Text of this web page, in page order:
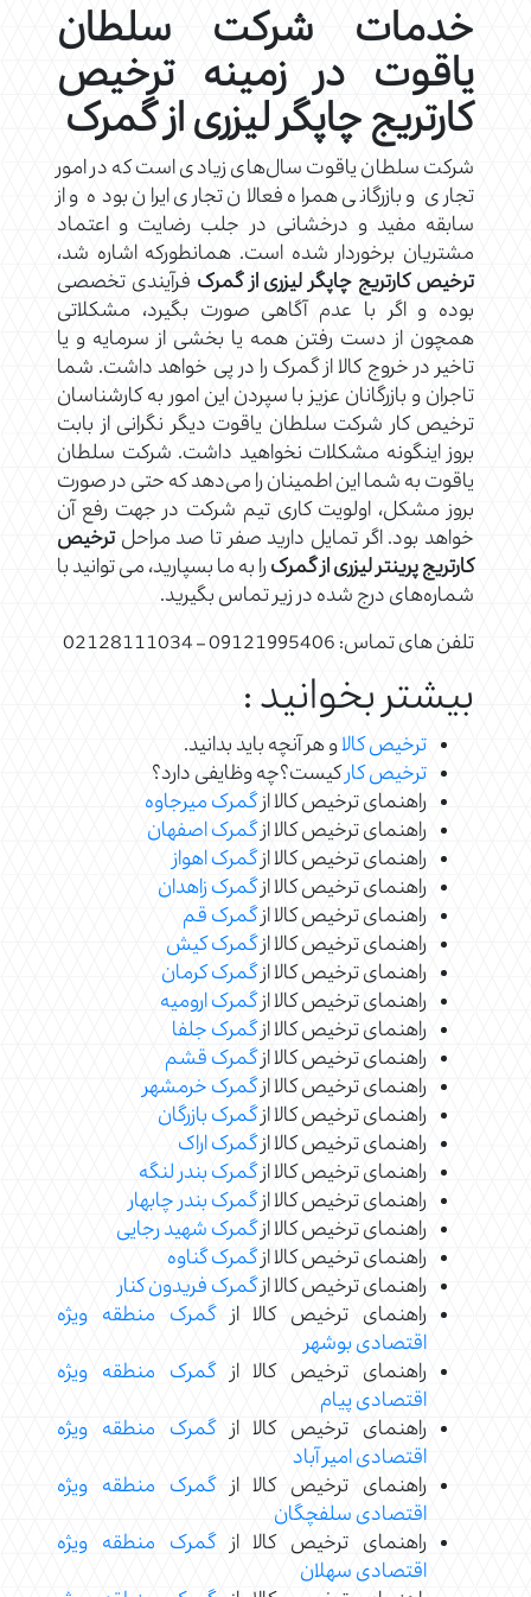
خدمات شرکت سلطان
یاقوت در زمینه ترخیص
کارتریج چاپگر لیزری از گمرک
شرکت سلطان یاقوت سال‌های زیادی است که در امور
تجاری و بازرگانی همراه فعالان تجاری ایران بوده و از
سابقه مفید و درخشانی در جلب رضایت و اعتماد
مشتریان برخوردار شده است. همانطورکه اشاره شد،
ترخیص کارتریج چاپگر لیزری از گمرک فرآیندی تخصصی
بوده و اگر با عدم آگاهی صورت بگیرد، مشکلاتی
همچون از دست رفتن همه یا بخشی از سرمایه و یا
تاخیر در خروج کالا از گمرک را در پی خواهد داشت. شما
تاجران و بازرگانان عزیز با سپردن این امور به کارشناسان
ترخیص کار شرکت سلطان یاقوت دیگر نگرانی از بابت
بروز اینگونه مشکلات نخواهید داشت. شرکت سلطان
یاقوت به شما این اطمینان را می‌دهد که حتی در صورت
بروز مشکل، اولویت کاری تیم شرکت در جهت رفع آن
خواهد بود. اگر تمایل دارید صفر تا صد مراحلترخیص
کارتریج پرینتر لیزری از گمرکرا به ما بسپارید، می توانید با
شماره‌های درج شده در زیر تماس بگیرید.
تلفن های تماس: 09121995406 – 02128111034
بیشتر بخوانید :
ترخیص کالاو هر آنچه باید بدانید.
ترخیص کارکیست؟چه وظایفی دارد؟
راهنمای ترخیص کالا ازگمرک میرجاوه
راهنمای ترخیص کالا ازگمرک اصفهان
راهنمای ترخیص کالا ازگمرک اهواز
راهنمای ترخیص کالا ازگمرک زاهدان
راهنمای ترخیص کالا ازگمرک قم
راهنمای ترخیص کالا ازگمرک کیش
راهنمای ترخیص کالا ازگمرک کرمان
راهنمای ترخیص کالا ازگمرک ارومیه
راهنمای ترخیص کالا ازگمرک جلفا
راهنمای ترخیص کالا ازگمرک قشم
راهنمای ترخیص کالا ازگمرک خرمشهر
راهنمای ترخیص کالا ازگمرک بازرگان
راهنمای ترخیص کالا ازگمرک اراک
راهنمای ترخیص کالا ازگمرک بندر لنگه
راهنمای ترخیص کالا ازگمرک بندر چابهار
راهنمای ترخیص کالا ازگمرک شهید رجایی
راهنمای ترخیص کالا ازگمرک گناوه
راهنمای ترخیص کالا ازگمرک فریدون کنار
راهنمای ترخیص کالا ازگمرک منطقه ویژه
اقتصادی بوشهر
راهنمای ترخیص کالا ازگمرک منطقه ویژه
اقتصادی پیام
راهنمای ترخیص کالا ازگمرک منطقه ویژه
اقتصادی امیر آباد
راهنمای ترخیص کالا ازگمرک منطقه ویژه
اقتصادی سلفچگان
راهنمای ترخیص کالا ازگمرک منطقه ویژه
اقتصادی سهلان